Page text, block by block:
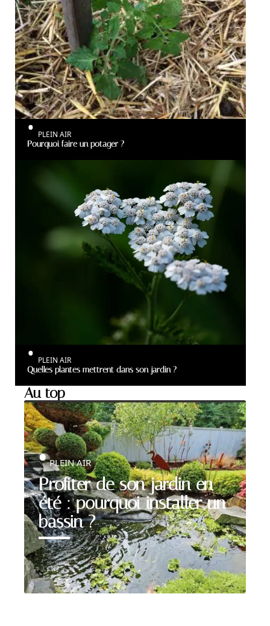
PLEIN AIR
Pourquoi faire un potager ?
PLEIN AIR
Quelles plantes mettrent dans son jardin ?
Au top
Profiter de son jardin en
été : pourquoi installer un
bassin ?
PLEIN AIR